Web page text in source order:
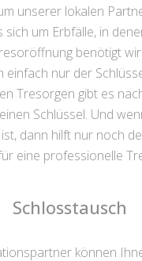
unserer lokalen
sich um Erbfälle, in
benötigt
einfach nur der
Tresorgen gibt es
Schlüssel. Und
dann hilft nur noch
eine professionelle
Schlosstausch
können